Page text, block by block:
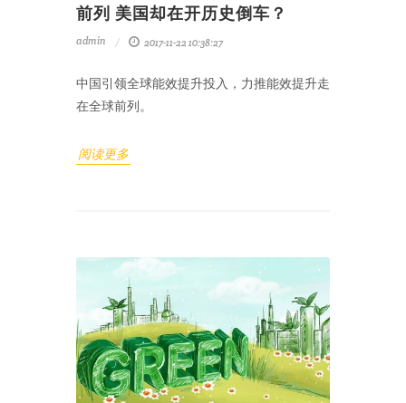
前列 美国却在开历史倒车？
admin 2017-11-22 10:38:27
中国引领全球能效提升投入，力推能效提升走
在全球前列。
阅读更多